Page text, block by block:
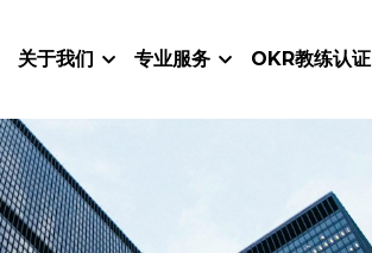
关于我们 专业服务 OKR教练认证